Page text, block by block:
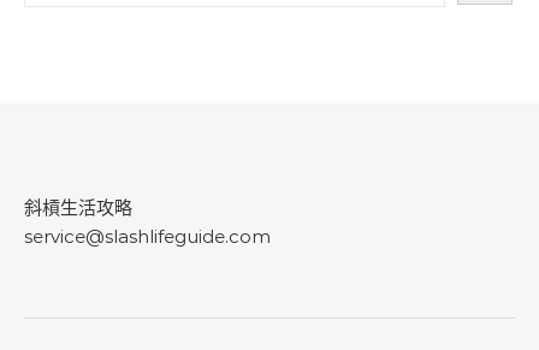
斜槓生活攻略
service@slashlifeguide.com